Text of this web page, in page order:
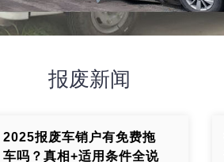
报废新闻
2025报废车销户有免费拖
车吗？真相+适用条件全说